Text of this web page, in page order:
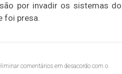
por invadir os sistemas do
foi presa.
comentários em desacordo com o